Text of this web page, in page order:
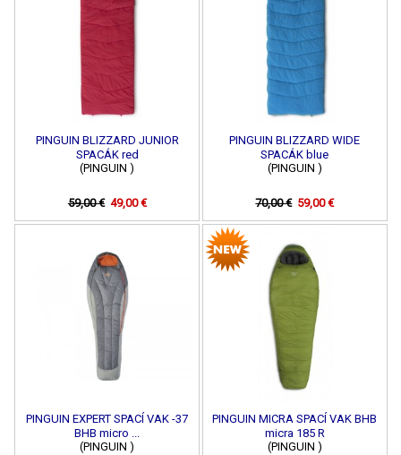
PINGUIN BLIZZARD JUNIOR
SPACÁK red
(PINGUIN )
59,00 € 49,00 €
PINGUIN BLIZZARD WIDE
SPACÁK blue
(PINGUIN )
70,00 € 59,00 €
PINGUIN EXPERT SPACÍ VAK -37
BHB micro ...
(PINGUIN )
PINGUIN MICRA SPACÍ VAK BHB
micra 185 R
(PINGUIN )